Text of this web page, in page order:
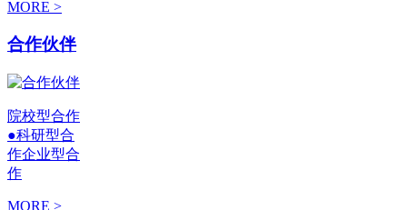
MORE >
合作伙伴
院校型合作
●科研型合
作企业型合
作
MORE >